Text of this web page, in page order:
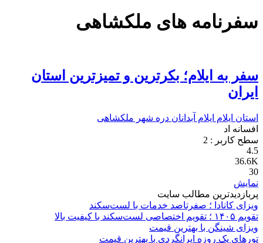
سفرنامه های ملکشاهی
سفر به ایلام؛ بکرترین و تمیزترین استان
ایران
استان ایلام ایلام آبدانان دره شهر ملکشاهی
افسانه اد
سطح کاربر : 2
4.5
36.6K
30
نمایش
پربازدیدترین مطالب سایت
ویزای کانادا ؛ صفرتاصد خدمات با لست‌سکند
تقویم ۱۴۰۵ ؛ تقویم اختصاصی لست‌سکند با کیفیت بالا
ویزای شینگن با بهترین قیمت
تورهای یک روزه ایرانگردی با بهترین قیمت